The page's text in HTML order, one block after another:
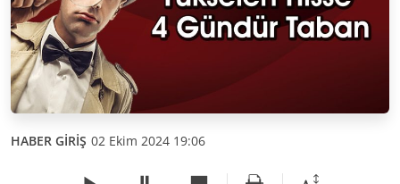
HABER GİRİŞ 02 Ekim 2024 19:06